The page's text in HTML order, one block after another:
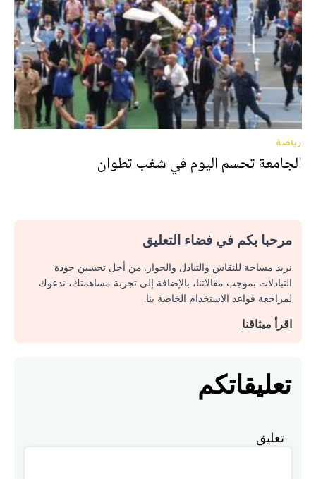
رياضة
الجامعة تحسم اليوم في شغب تطوان
مرحبا بكم في فضاء التعليق
نريد مساحة للنقاش والتبادل والحوار. من أجل تحسين جودة
التبادلات بموجب مقالاتنا، بالإضافة إلى تجربة مساهمتك، ندعوك
لمراجعة قواعد الاستخدام الخاصة بنا.
اقرأ ميثاقنا
تعليقاتكم
تعليق